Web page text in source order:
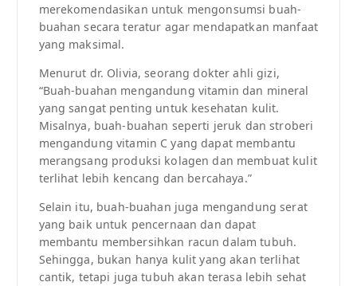
merekomendasikan untuk mengonsumsi buah-
buahan secara teratur agar mendapatkan manfaat
yang maksimal.
Menurut dr. Olivia, seorang dokter ahli gizi,
“Buah-buahan mengandung vitamin dan mineral
yang sangat penting untuk kesehatan kulit.
Misalnya, buah-buahan seperti jeruk dan stroberi
mengandung vitamin C yang dapat membantu
merangsang produksi kolagen dan membuat kulit
terlihat lebih kencang dan bercahaya.”
Selain itu, buah-buahan juga mengandung serat
yang baik untuk pencernaan dan dapat
membantu membersihkan racun dalam tubuh.
Sehingga, bukan hanya kulit yang akan terlihat
cantik, tetapi juga tubuh akan terasa lebih sehat